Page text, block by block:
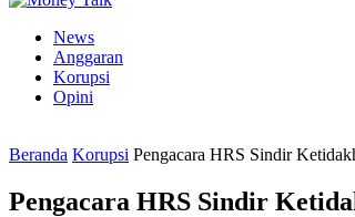
News
Anggaran
Korupsi
Opini
Beranda Korupsi Pengacara HRS Sindir
Pengacara HRS Sindir